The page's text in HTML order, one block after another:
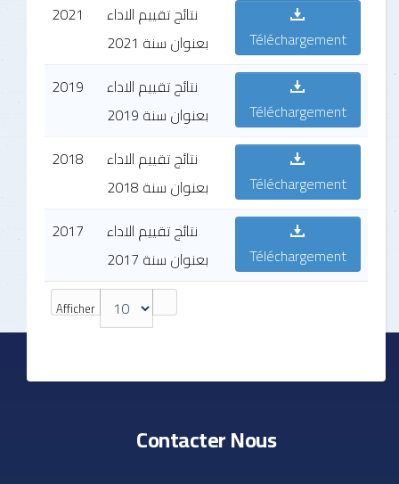
Afficher
2021
نتائج تقييم الاداء
بعنوان سنة 2021
Téléchargement
2019
نتائج تقييم الاداء
بعنوان سنة 2019
Téléchargement
2018
نتائج تقييم الاداء
بعنوان سنة 2018
Téléchargement
2017
نتائج تقييم الاداء
بعنوان سنة 2017
Téléchargement
Contacter Nous